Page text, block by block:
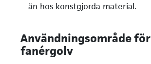
än hos konstgjorda material.
Användningsområde för
fanérgolv